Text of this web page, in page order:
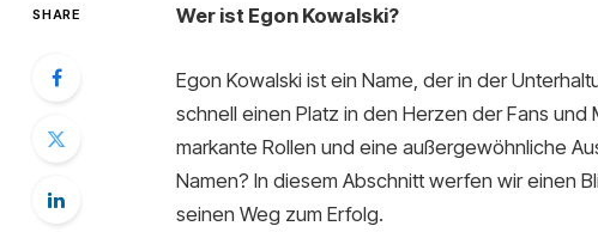
SHARE Wer ist Egon Kowalski?
Egon Kowalski ist ein Name, der in der
schnell einen Platz in den Herzen der Fans
markante Rollen und eine außergewöhnliche
Namen? In diesem Abschnitt werfen wir einen
seinen Weg zum Erfolg.